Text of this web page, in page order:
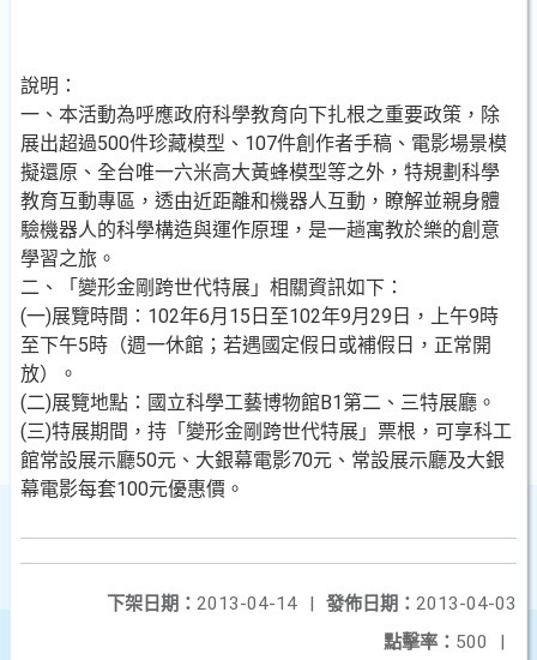
說明：
一、本活動為呼應政府科學教育向下扎根之重要政策，除
展出超過500件珍藏模型、107件創作者手稿、電影場景模
擬還原、全台唯一六米高大黃蜂模型等之外，特規劃科學
教育互動專區，透由近距離和機器人互動，瞭解並親身體
驗機器人的科學構造與運作原理，是一趟寓教於樂的創意
學習之旅。
二、「變形金剛跨世代特展」相關資訊如下：
(一)展覽時間：102年6月15日至102年9月29日，上午9時
至下午5時（週一休館；若遇國定假日或補假日，正常開
放）。
(二)展覽地點：國立科學工藝博物館B1第二、三特展廳。
(三)特展期間，持「變形金剛跨世代特展」票根，可享科工
館常設展示廳50元、大銀幕電影70元、常設展示廳及大銀
幕電影每套100元優惠價。
發佈日期： 2013-04-03
下架日期： 2013-04-14
|
點擊率： 500 |